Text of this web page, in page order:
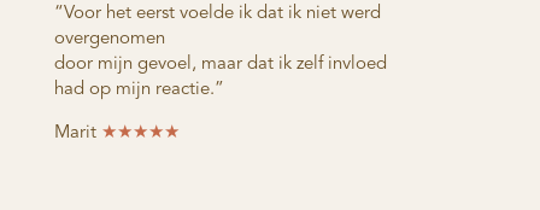
“Voor het eerst voelde ik dat ik niet werd
overgenomen
door mijn gevoel, maar dat ik zelf invloed
had op mijn reactie.”
Marit ★★★★★